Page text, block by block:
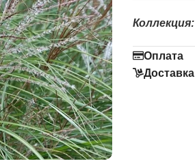
Коллекция:
Оплата
Доставка